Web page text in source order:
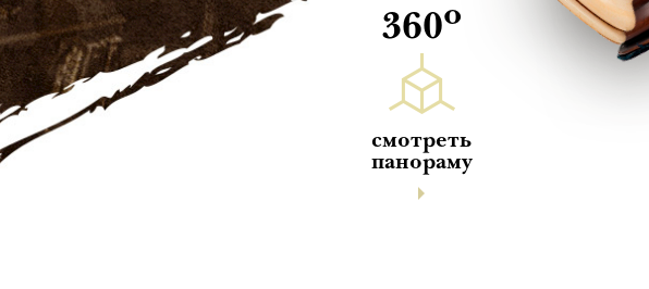
360о
смотреть
панораму